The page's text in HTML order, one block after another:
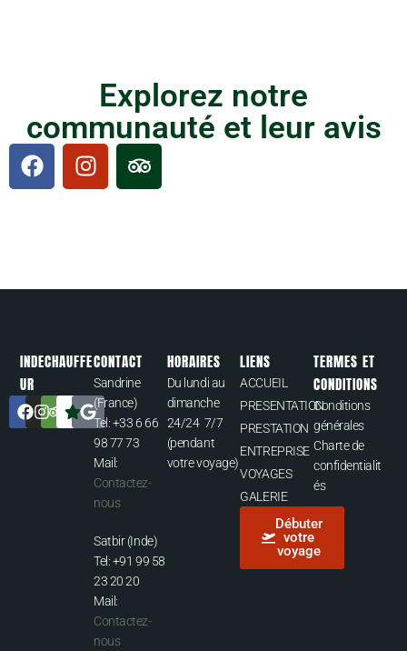
Explorez notre
communauté et leur avis
INDECHAUFFE
UR
CONTACT
Sandrine
(France)
Tel: +33 6 66
98 77 73
Mail:
Contactez-
nous
Satbir (Inde)
Tel: +91 99 58
23 20 20
Mail:
Contactez-
nous
HORAIRES
Du lundi au
dimanche
24/24 7/7
(pendant
votre voyage)
LIENS
ACCUEIL
PRESENTATION
PRESTATION
ENTREPRISE
VOYAGES
GALERIE
Débuter
votre
voyage
TERMES ET
CONDITIONS
Conditions
générales
Charte de
confidentialit
és